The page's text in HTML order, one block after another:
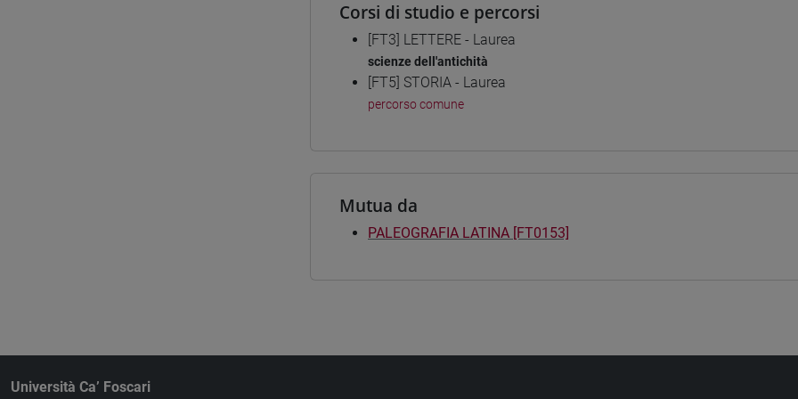
Corsi di studio e percorsi
[FT3] LETTERE - Laurea
scienze dell'antichità
[FT5] STORIA - Laurea
percorso comune
Mutua da
PALEOGRAFIA LATINA [FT0153]
Università Ca’ Foscari